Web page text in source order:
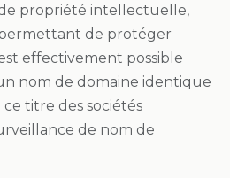
propriété intellectuelle,
de protéger
effectivement possible
nom de domaine identique
ce titre des sociétés
de nom de